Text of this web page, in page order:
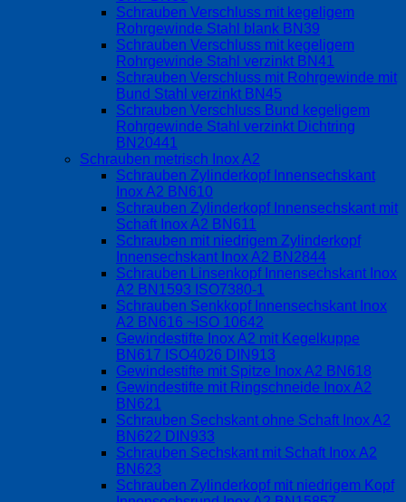
Schrauben Verschluss mit kegeligem
Rohrgewinde Stahl blank BN39
Schrauben Verschluss mit kegeligem
Rohrgewinde Stahl verzinkt BN41
Schrauben Verschluss mit Rohrgewinde mit
Bund Stahl verzinkt BN45
Schrauben Verschluss Bund kegeligem
Rohrgewinde Stahl verzinkt Dichtring
BN20441
Schrauben metrisch Inox A2
Schrauben Zylinderkopf Innensechskant
Inox A2 BN610
Schrauben Zylinderkopf Innensechskant mit
Schaft Inox A2 BN611
Schrauben mit niedrigem Zylinderkopf
Innensechskant Inox A2 BN2844
Schrauben Linsenkopf Innensechskant Inox
A2 BN1593 ISO7380-1
Schrauben Senkkopf Innensechskant Inox
A2 BN616 ~ISO 10642
Gewindestifte Inox A2 mit Kegelkuppe
BN617 ISO4026 DIN913
Gewindestifte mit Spitze Inox A2 BN618
Gewindestifte mit Ringschneide Inox A2
BN621
Schrauben Sechskant ohne Schaft Inox A2
BN622 DIN933
Schrauben Sechskant mit Schaft Inox A2
BN623
Schrauben Zylinderkopf mit niedrigem Kopf